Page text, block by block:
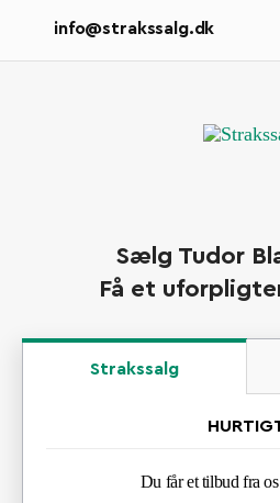
info@strakssalg.dk
Sælg Tudor
Få et
Strakssalg
Du får et tilbud fra os